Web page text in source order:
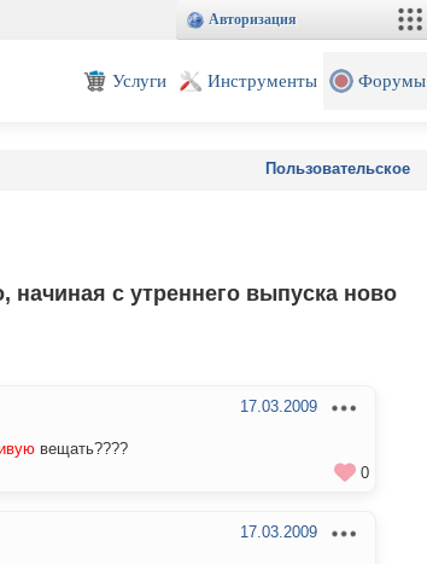
Авторизация
Услуги Инструменты Форумы
Пользовательское
с утреннего выпуска ново
17.03.2009
вещать????
0
17.03.2009